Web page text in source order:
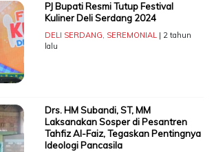
PJ Bupati Resmi Tutup Festival
Kuliner Deli Serdang 2024
DELI SERDANG, SEREMONIAL| 2 tahun
lalu
Drs. HM Subandi, ST, MM
Laksanakan Sosper di Pesantren
Tahfiz Al-Faiz, Tegaskan Pentingnya
Ideologi Pancasila